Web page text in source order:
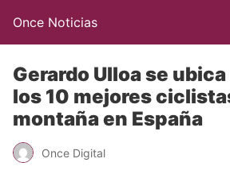
Once Noticias
Gerardo Ulloa se
los 10 mejores
montaña en España
Once Digital